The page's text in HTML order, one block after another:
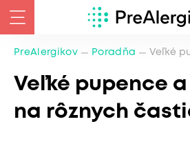
PreAlergikov Poradňa Veľké
Veľké pupence
na rôznych